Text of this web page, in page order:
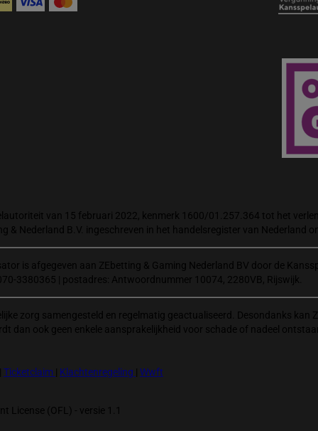
van 15 februari 2022, kenmerk 1600/01.257.364 tot het
& Nederland B.V. ingeschreven in het handelsregister van Nederland
is afgegeven aan ZEbetting & Gaming Nederland BV door de
3380365 | postadres: Antwoordnummer 10074, 2280VB, Rijswijk.
zorg samengesteld en regelmatig geactualiseerd. Desondanks kan
dan ook geen enkele aansprakelijkheid voor schade of nadeel
Ticketclaim Klachtenregeling Wwft
License (OFL) - versie 1.1